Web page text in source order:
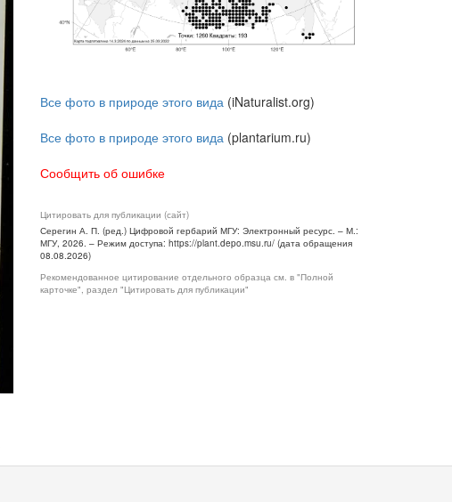
Все фото в природе этого вида (iNaturalist.org)
Все фото в природе этого вида (plantarium.ru)
Сообщить об ошибке
Цитировать для публикации (сайт)
Серегин А. П. (ред.) Цифровой гербарий МГУ: Электронный ресурс. – М.:
МГУ, 2026. – Режим доступа: https://plant.depo.msu.ru/ (дата обращения
08.08.2026)
Рекомендованное цитирование отдельного образца см. в "Полной
карточке", раздел "Цитировать для публикации"